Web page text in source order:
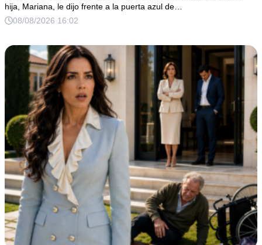
hija, Mariana, le dijo frente a la puerta azul de…
08/08/2026 16:02